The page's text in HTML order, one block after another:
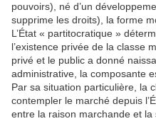
pouvoirs), né d’un
supprime les droits), la forme
L’État « partitocratique »
l’existence privée de la classe
privé et le public a donné
administrative, la composante
Par sa situation particulière, la
contempler le marché depuis
entre la raison marchande et